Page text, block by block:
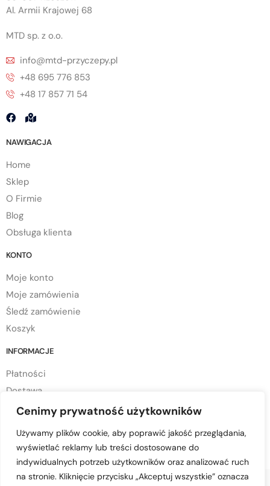
Cenimy prywatność użytkowników
Używamy plików cookie, aby poprawić jakość przeglądania,
wyświetlać reklamy lub treści dostosowane do
indywidualnych potrzeb użytkowników oraz analizować ruch
na stronie. Kliknięcie przycisku „Akceptuj wszystkie” oznacza
Al. Armii Krajowej 68
MTD sp. z o.o.
info@mtd-przyczepy.pl
+48 695 776 853
+48 17 857 71 54
NAWIGACJA
Home
Sklep
O Firmie
Blog
Obsługa klienta
KONTO
Moje konto
Moje zamówienia
Śledź zamówienie
Koszyk
INFORMACJE
Płatności
Dostawa
Regulamin sklepu
Polityka cookies